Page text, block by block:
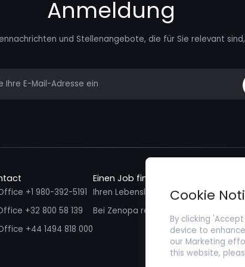
Anmeldung
und Stellenangebote, die für Sie relevant
+1 980-392-5191
+32 800 58 139
+44 1494 818 000
Einen Job finden
Ihren Lebenslauf einreichen
Bei Zenopa registrieren
Ich
Cookie
By clicking
device to
our Marketing
this website,